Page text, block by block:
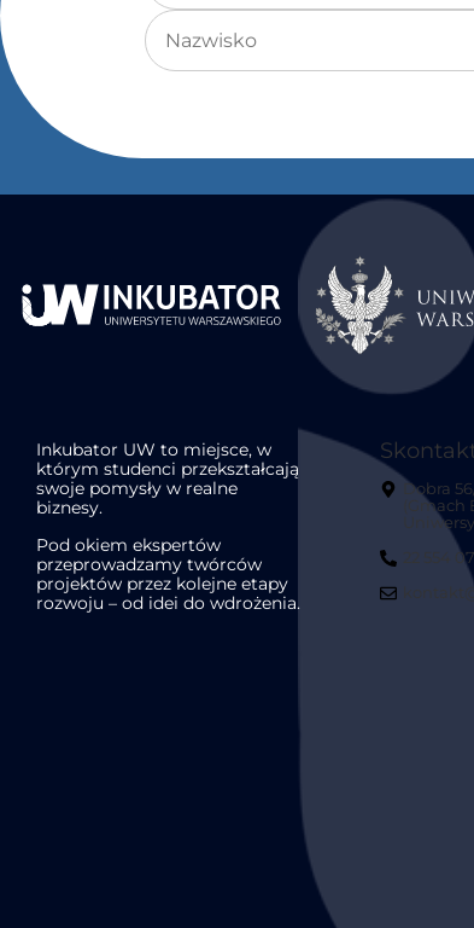
Nazwisko
Inkubator UW to miejsce, w
którym studenci przekształcają
swoje pomysły w realne
biznesy.
Pod okiem ekspertów
przeprowadzamy twórców
projektów przez kolejne etapy
rozwoju – od idei do wdrożenia.
Dobra
22 554